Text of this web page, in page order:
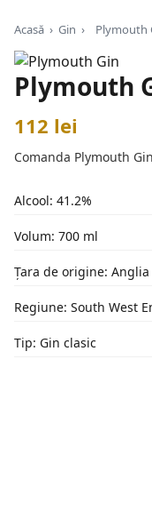
Acasă › Gin › Plymouth
Plymouth
112 lei
Comanda Plymouth
Alcool: 41.2%
Volum: 700 ml
Țara de origine: Anglia
Regiune: South West
Tip: Gin clasic